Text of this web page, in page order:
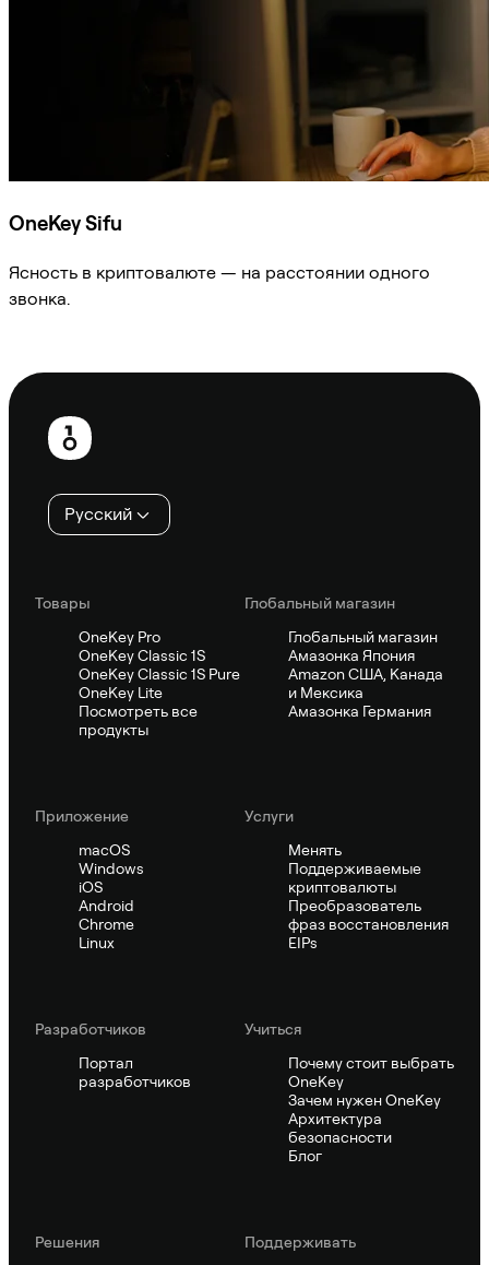
OneKey Sifu
Ясность в криптовалюте — на расстоянии одного
звонка.
Нижний
колонтитул
Русский
Товары
OneKey Pro
OneKey Classic 1S
OneKey Classic 1S Pure
OneKey Lite
Посмотреть все
продукты
Глобальный магазин
Глобальный магазин
Амазонка Япония
Amazon США, Канада
и Мексика
Амазонка Германия
Приложение
macOS
Windows
iOS
Android
Chrome
Linux
Услуги
Менять
Поддерживаемые
криптовалюты
Преобразователь
фраз восстановления
EIPs
Pазработчиков
Портал
разработчиков
Учиться
Почему стоит выбрать
OneKey
Зачем нужен OneKey
Архитектура
безопасности
Блог
Решения
Поддерживать